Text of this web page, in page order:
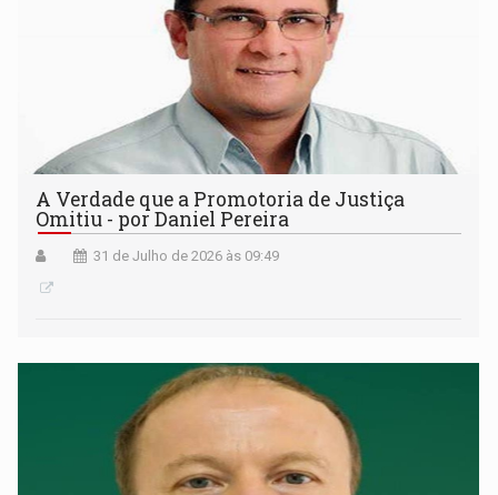
A Verdade que a Promotoria de Justiça
Omitiu - por Daniel Pereira
31 de Julho de 2026 às 09:49